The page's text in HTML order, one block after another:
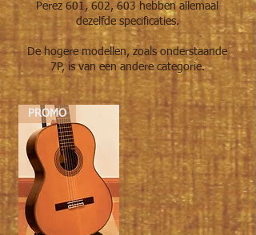
Perez 601, 602, 603 hebben allemaal
dezelfde specificaties.
De hogere modellen, zoals onderstaande
7P, is van een andere categorie.
PROMO